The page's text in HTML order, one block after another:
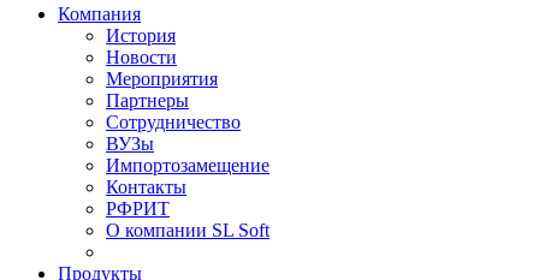
Компания
История
Новости
Мероприятия
Партнеры
Сотрудничество
ВУЗы
Импортозамещение
Контакты
РФРИТ
О компании SL Soft
Продукты